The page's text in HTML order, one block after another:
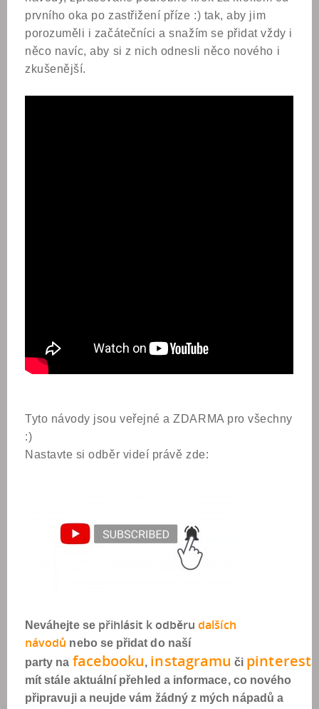
prvního oka po zastřižení příze :) tak, aby jim
porozuměli i začátečníci a snažím se přidat vždy i
něco navíc, aby si z nich odnesli něco nového i
zkušenější.
Tyto návody jsou veřejné a ZDARMA pro všechny
:)
Nastavte si odběr videí právě zde:
Neváhejte se přihlásit k odběru dalších
návodů nebo se přidat do naší
party na facebooku, instagramu či pinterest
mít stále aktuální přehled a informace, co nového
připravuji a neujde vám žádný z mých nápadů a